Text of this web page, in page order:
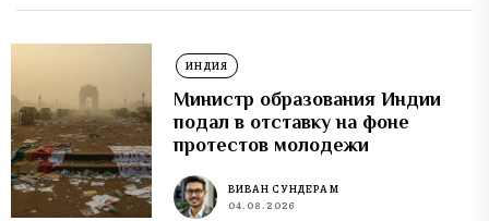
ИНДИЯ
Министр образования Индии
подал в отставку на фоне
протестов молодежи
ВИВАН СУНДЕРАМ
04.08.2026